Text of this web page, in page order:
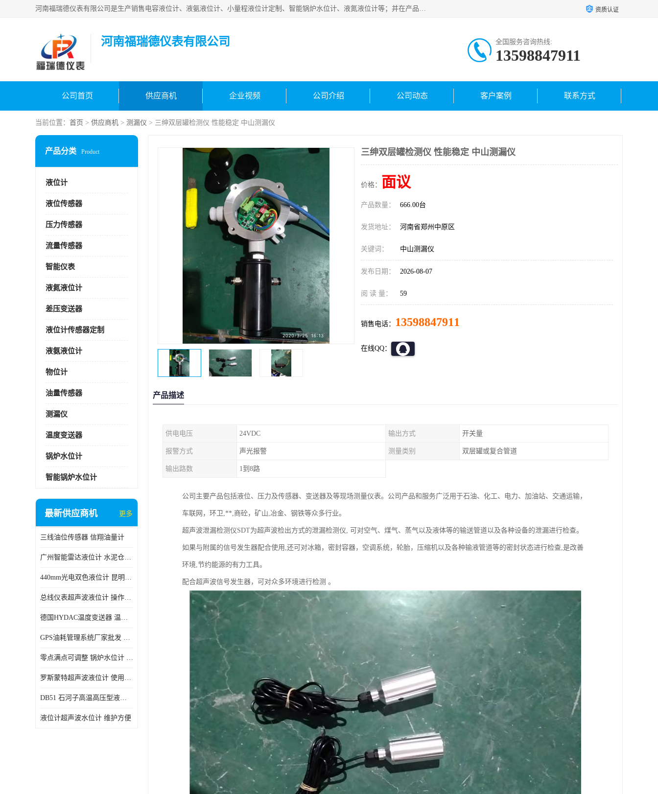
河南福瑞德仪表有限公司是生产销售电容液位计、液氨液位计、小量程液位计定制、智能锅炉水位计、液氮液位计等；并在产品开发、研制的过程中，吸取国内外仪器仪表的技术精华，建立了一支高、精、尖的科研开发队伍，使产品性能不断升级。 资质认证
河南福瑞德仪表有限公司 全国服务咨询热线:
13598847911
公司首页 供应商机 企业视频 公司介绍 公司动态 客户案例 联系方式
当前位置： 首页 > 供应商机 > 测漏仪 > 三绅双层罐检测仪 性能稳定 中山测漏仪
产品分类 Product
液位计
液位传感器
压力传感器
流量传感器
智能仪表
液氮液位计
差压变送器
液位计传感器定制
液氨液位计
物位计
油量传感器
测漏仪
温度变送器
锅炉水位计
智能锅炉水位计
最新供应商机 更多
三线油位传感器 信翔油量计
广州智能雷达液位计 水泥仓料位
440mm光电双色液位计 昆明锅炉汽包用光电液位计
总线仪表超声波液位计 操作简单
德国HYDAC温度变送器 温度变送器工作原理 市场性价比优
GPS油耗管理系统厂家批发 CR-606 汽车油位传感器故障
零点满点可调整 锅炉水位计 太原智能锅炉汽包液位计生产厂家
罗斯蒙特超声波液位计 使用寿命长
DB51 石河子高温高压型液位变送器 性能稳定
液位计超声波水位计 维护方便
三绅双层罐检测仪 性能稳定 中山测漏仪
价格： 面议
产品数量： 666.00台
发货地址： 河南省郑州中原区
关键词： 中山测漏仪
发布日期： 2026-08-07
阅 读 量： 59
销售电话： 13598847911
在线QQ：
产品描述
供电电压 24VDC 输出方式 开关量
报警方式 声光报警 测量类别 双层罐或复合管道
输出路数 1到8路
公司主要产品包括液位、压力及传感器、变送器及等现场测量仪表。公司产品和服务广泛用于石油、化工、电力、加油站、交通运输，
车联网，环卫,**,商砼，矿山,冶金、钢铁等众多行业。
超声波泄漏检测仪SDT为超声波检出方式的泄漏检测仪, 可对空气、煤气、蒸气以及液体等的输送管道以及各种设备的泄漏进行检查。
如果与附属的信号发生器配合使用,还可对冰箱，密封容器，空调系统，轮胎，压缩机以及各种输液管道等的密封状态进行检查,是改善
环境,节约能源的有力工具。
配合超声波信号发生器，可对众多环境进行检测 。